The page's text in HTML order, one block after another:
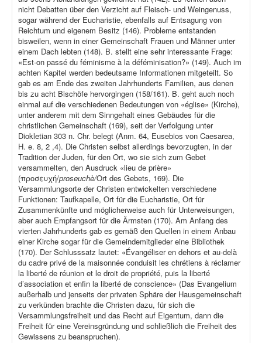
nicht Debatten über den Verzicht auf Fleisch- und Weingenuss,
sogar während der Eucharistie, ebenfalls auf Entsagung von
Reichtum und eigenem Besitz (146). Probleme entstanden
bisweilen, wenn in einer Gemeinschaft Frauen und Männer unter
einem Dach lebten (148). B. stellt eine sehr interessante Frage:
«Est-on passé du féminisme à la déféminisation?» (149). Auch im
achten Kapitel werden bedeutsame Informationen mitgeteilt. So
gab es am Ende des zweiten Jahrhunderts Familien, aus denen
bis zu acht Bischöfe hervorgingen (158/161). B. geht auch noch
einmal auf die verschiedenen Bedeutungen von «église» (Kirche),
unter anderem mit dem Sinngehalt eines Gebäudes für die
christlichen Gemeinschaft (169), seit der Verfolgung unter
Diokletian 303 n. Chr. belegt (Anm. 64, Eusebios von Caesarea,
H. e. 8, 2 ,4). Die Christen selbst allerdings bevorzugten, in der
Tradition der Juden, für den Ort, wo sie sich zum Gebet
versammelten, den Ausdruck «lieu de prière»
(προσευχή/proseuchè/Ort des Gebets, 169). Die
Versammlungsorte der Christen entwickelten verschiedene
Funktionen: Taufkapelle, Ort für die Eucharistie, Ort für
Zusammenkünfte und möglicherweise auch für Unterweisungen,
aber auch Empfangsort für die Ärmsten (170). Am Anfang des
vierten Jahrhunderts gab es gemäß den Quellen in einem Anbau
einer Kirche sogar für die Gemeindemitglieder eine Bibliothek
(170). Der Schlusssatz lautet: «Évangéliser en dehors et au-delà
du cadre privé de la maisonnée conduisit les chrétiens à réclamer
la liberté de réunion et le droit de propriété, puis la liberté
d’association et enfin la liberté de conscience» (Das Evangelium
außerhalb und jenseits der privaten Sphäre der Hausgemeinschaft
zu verkünden brachte die Christen dazu, für sich die
Versammlungsfreiheit und das Recht auf Eigentum, dann die
Freiheit für eine Vereinsgründung und schließlich die Freiheit des
Gewissens zu beanspruchen).